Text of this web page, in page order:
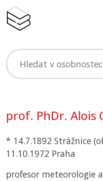
prof. PhDr. Alois
* 14.7.1892 Strážnice
11.10.1972 Praha
profesor meteorologie